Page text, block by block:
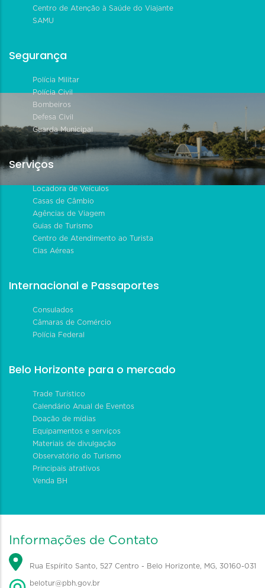
Centro de Atenção à Saúde do Viajante
SAMU
Segurança
Polícia Militar
Polícia Civil
Bombeiros
Defesa Civil
Guarda Municipal
Serviços
Locadora de Veículos
Casas de Câmbio
Agências de Viagem
Guias de Turismo
Centro de Atendimento ao Turista
Cias Aéreas
Internacional e Passaportes
Consulados
Câmaras de Comércio
Polícia Federal
Belo Horizonte para o mercado
Trade Turístico
Calendário Anual de Eventos
Doação de mídias
Equipamentos e serviços
Materiais de divulgação
Observatório do Turismo
Principais atrativos
Venda BH
Informações de Contato
Rua Espírito Santo, 527 Centro - Belo Horizonte, MG, 30160-031
belotur@pbh.gov.br